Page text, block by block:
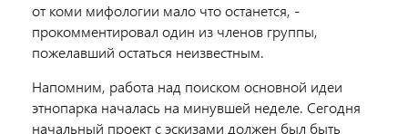
от коми мифологии мало что останется, -
прокомментировал один из членов группы,
пожелавший остаться неизвестным.
Напомним, работа над поиском основной идеи
этнопарка началась на минувшей неделе. Сегодня
начальный проект с эскизами должен был быть